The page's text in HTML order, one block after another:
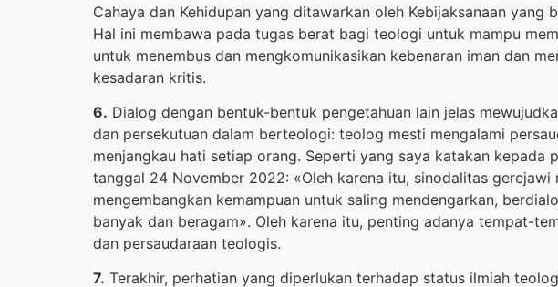
Cahaya dan Kehidupan yang ditawarkan oleh Kebijaksanaan
Hal ini membawa pada tugas berat bagi teologi untuk mampu
untuk menembus dan mengkomunikasikan kebenaran iman dan
kesadaran kritis.
6. Dialog dengan bentuk-bentuk pengetahuan lain jelas
dan persekutuan dalam berteologi: teolog mesti mengalami
menjangkau hati setiap orang. Seperti yang saya katakan
tanggal 24 November 2022: «Oleh karena itu, sinodalitas
mengembangkan kemampuan untuk saling mendengarkan,
banyak dan beragam». Oleh karena itu, penting adanya tempat-
dan persaudaraan teologis.
7. Terakhir, perhatian yang diperlukan terhadap status ilmiah